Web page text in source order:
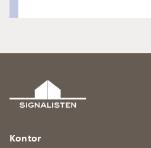
Arkitekter och graffitikonstnären
Bagartorp 2.0.
Kontor